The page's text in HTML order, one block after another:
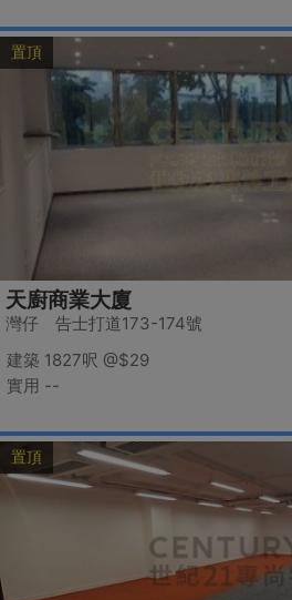
置頂
天廚商業大廈
灣仔 告士打道173-174號
建築 1827呎 @$29
實用 --
置頂